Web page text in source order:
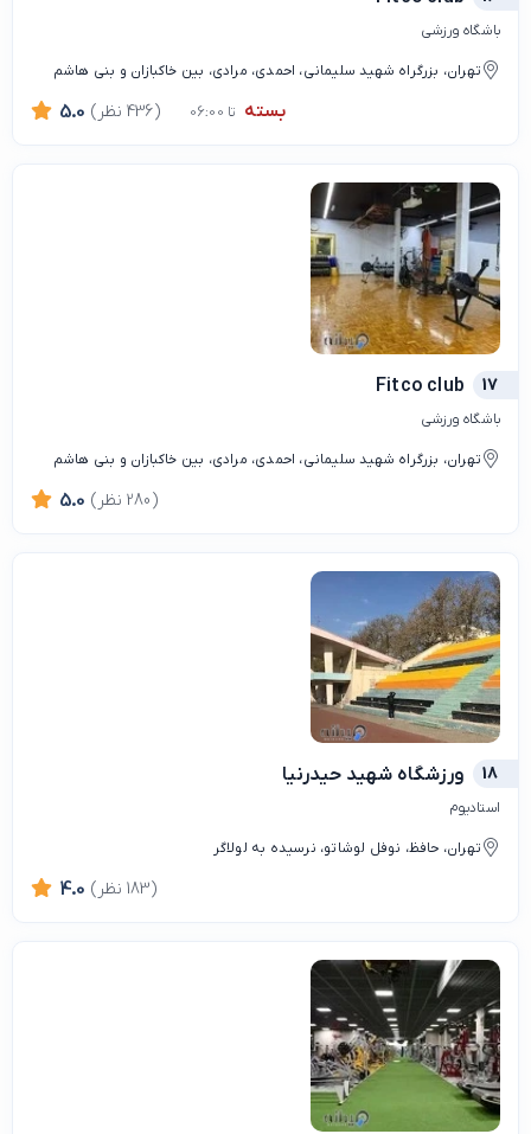
باشگاه ورزشی
تهران، بزرگراه شهید سلیمانی، احمدی، مرادی، بین خاکبازان و بنی هاشم
بسته تا 06:00 5.0 (436 نظر)
17
Fitco club
باشگاه ورزشی
تهران، بزرگراه شهید سلیمانی، احمدی، مرادی، بین خاکبازان و بنی هاشم
5.0 (280 نظر)
18 ورزشگاه شهید حیدرنیا
استادیوم
تهران، حافظ، نوفل لوشاتو، نرسیده به لولاگر
4.0 (183 نظر)